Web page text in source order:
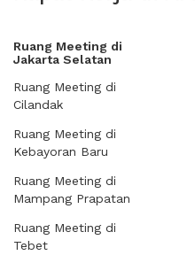
Ruang Meeting di
Jakarta Selatan
Ruang Meeting di
Cilandak
Ruang Meeting di
Kebayoran Baru
Ruang Meeting di
Mampang Prapatan
Ruang Meeting di
Tebet